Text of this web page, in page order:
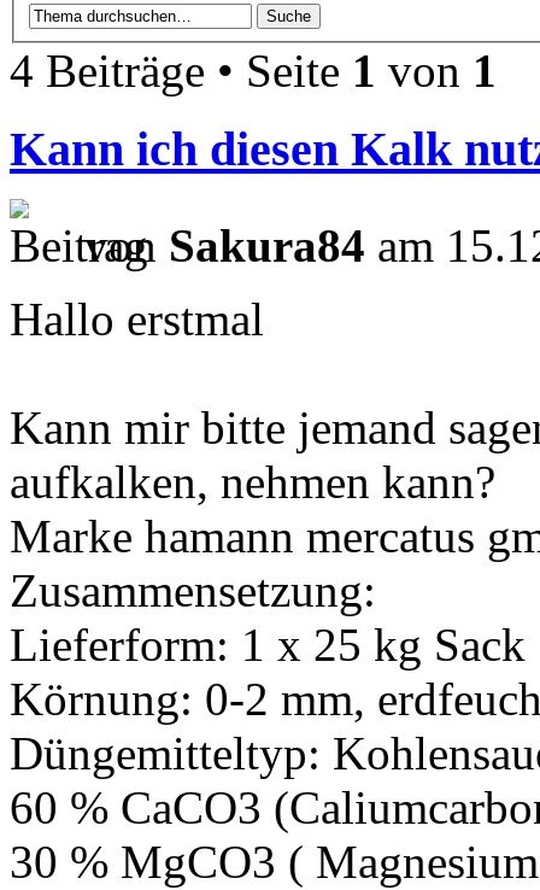
4 Beiträge • Seite 1 von 1
Kann ich diesen Kalk
von Sakura84 am
Hallo erstmal
Kann mir bitte jemand
aufkalken, nehmen kann?
Marke hamann mercatus
Zusammensetzung:
Lieferform: 1 x 25 kg Sack
Körnung: 0-2 mm,
Düngemitteltyp:
60 % CaCO3
30 % MgCO3 (